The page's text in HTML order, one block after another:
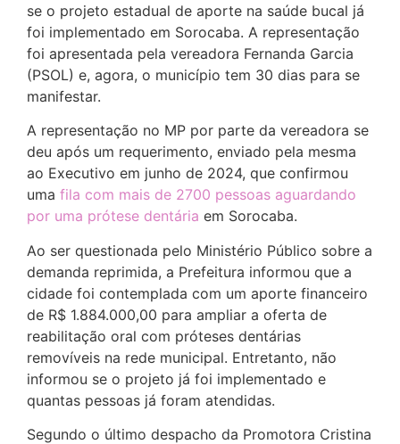
se o projeto estadual de aporte na saúde bucal já
foi implementado em Sorocaba. A representação
foi apresentada pela vereadora Fernanda Garcia
(PSOL) e, agora, o município tem 30 dias para se
manifestar.
A representação no MP por parte da vereadora se
deu após um requerimento, enviado pela mesma
ao Executivo em junho de 2024, que confirmou
uma fila com mais de 2700 pessoas aguardando
por uma prótese dentária em Sorocaba.
Ao ser questionada pelo Ministério Público sobre a
demanda reprimida, a Prefeitura informou que a
cidade foi contemplada com um aporte financeiro
de R$ 1.884.000,00 para ampliar a oferta de
reabilitação oral com próteses dentárias
removíveis na rede municipal. Entretanto, não
informou se o projeto já foi implementado e
quantas pessoas já foram atendidas.
Segundo o último despacho da Promotora Cristina